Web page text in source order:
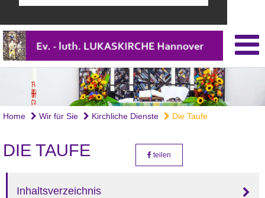
Home Wir für Sie Kirchliche Dienste Die Taufe
DIE TAUFE teilen
Inhaltsverzeichnis